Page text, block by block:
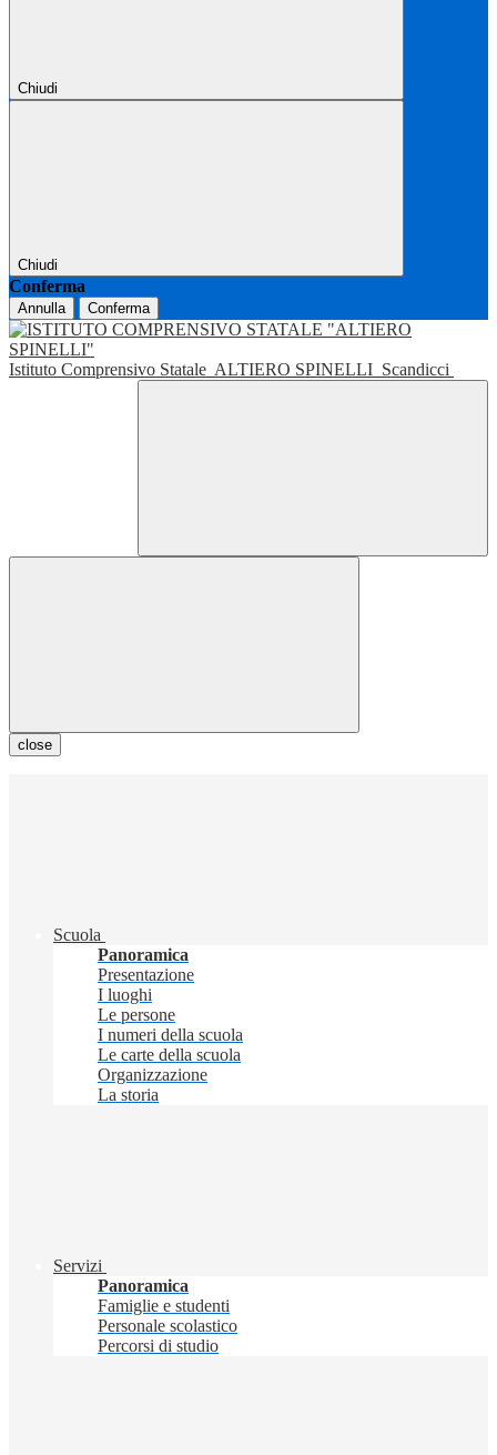
Chiudi
Chiudi
Conferma
Annulla Conferma
Istituto Comprensivo Statale ALTIERO SPINELLI Scandicci
close
Scuola
Panoramica
Presentazione
I luoghi
Le persone
I numeri della scuola
Le carte della scuola
Organizzazione
La storia
Servizi
Panoramica
Famiglie e studenti
Personale scolastico
Percorsi di studio